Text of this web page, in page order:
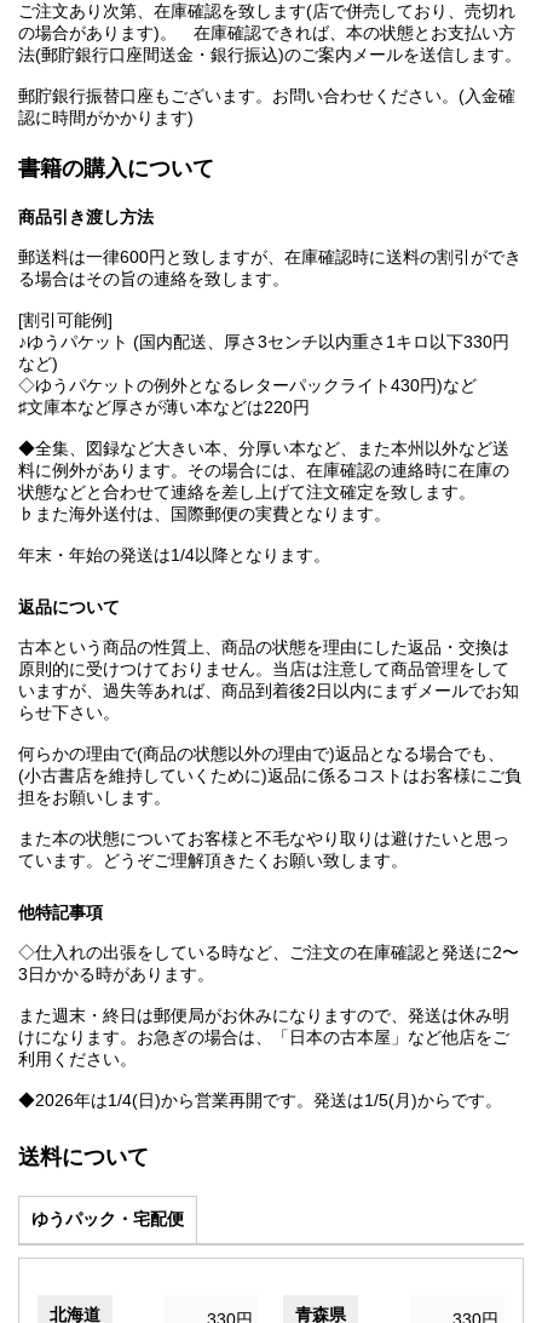
ご注文あり次第、在庫確認を致します(店で併売しており、売切れ
の場合があります)。 在庫確認できれば、本の状態とお支払い方
法(郵貯銀行口座間送金・銀行振込)のご案内メールを送信します。
郵貯銀行振替口座もございます。お問い合わせください。(入金確
認に時間がかかります)
書籍の購入について
商品引き渡し方法
郵送料は一律600円と致しますが、在庫確認時に送料の割引ができ
る場合はその旨の連絡を致します。
[割引可能例]
♪ゆうパケット (国内配送、厚さ3センチ以内重さ1キロ以下330円
など)
◇ゆうパケットの例外となるレターパックライト430円)など
♯文庫本など厚さが薄い本などは220円
◆全集、図録など大きい本、分厚い本など、また本州以外など送
料に例外があります。その場合には、在庫確認の連絡時に在庫の
状態などと合わせて連絡を差し上げて注文確定を致します。
♭また海外送付は、国際郵便の実費となります。
年末・年始の発送は1/4以降となります。
返品について
古本という商品の性質上、商品の状態を理由にした返品・交換は
原則的に受けつけておりません。当店は注意して商品管理をして
いますが、過失等あれば、商品到着後2日以内にまずメールでお知
らせ下さい。
何らかの理由で(商品の状態以外の理由で)返品となる場合でも、
(小古書店を維持していくために)返品に係るコストはお客様にご負
担をお願いします。
また本の状態についてお客様と不毛なやり取りは避けたいと思っ
ています。どうぞご理解頂きたくお願い致します。
他特記事項
◇仕入れの出張をしている時など、ご注文の在庫確認と発送に2〜
3日かかる時があります。
また週末・終日は郵便局がお休みになりますので、発送は休み明
けになります。お急ぎの場合は、「日本の古本屋」など他店をご
利用ください。
◆2026年は1/4(日)から営業再開です。発送は1/5(月)からです。
送料について
ゆうパック・宅配便
北海道 青森県